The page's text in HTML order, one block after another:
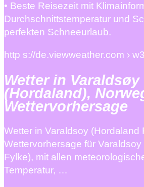
• Beste Reisezeit mit
Durchschnittstemperatur und
perfekten Schneeurlaub.
http s://de.viewweather.com ›
Wetter in Varaldsøy
(Hordaland),
Wettervorhersage
Wetter in Varaldsoy (Hordaland
Wettervorhersage für Varaldsoy
Fylke), mit allen
Temperatur, …